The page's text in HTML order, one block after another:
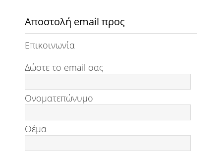
Αποστολή email προς
Επικοινωνία
Δώστε το email σας
Ονοματεπώνυμο
Θέμα